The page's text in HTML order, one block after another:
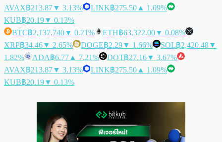
AVAX฿213.87▼ 3.13% LINK฿275.50 ▲ 1.09%
KUB฿20.19▼ 0.13%
BTC฿2,137,740▼ 0.21% ETH฿63,322.00▼ 0.08%
XRP฿34.46▼ 2.65% DOGE฿2.29▼ 1.66% SOL฿2,420.48▼
1.82%
ADA฿6.77 ▲ 7.21% DOT฿27.16▼ 3.67%
AVAX฿213.87▼ 3.13% LINK฿275.50 ▲ 1.09%
KUB฿20.19▼ 0.13%